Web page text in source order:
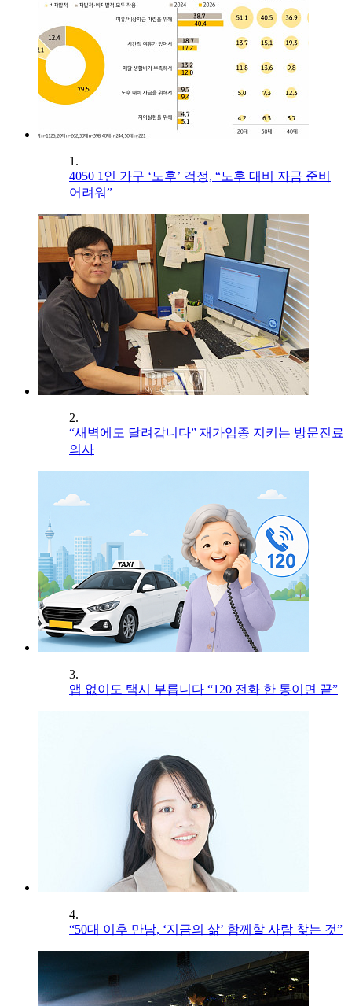
1.
4050 1인 가구 ‘노후’ 걱정, “노후 대비 자금 준비
어려워”
2.
“새벽에도 달려갑니다” 재가임종 지키는 방문진료
의사
3.
앱 없이도 택시 부릅니다 “120 전화 한 통이면 끝”
4.
“50대 이후 만남, ‘지금의 삶’ 함께할 사람 찾는 것”